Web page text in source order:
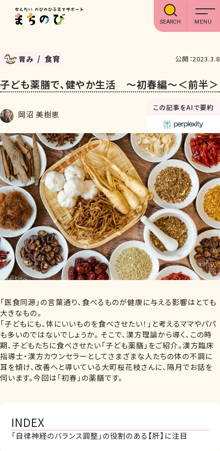
SEARCH
育み 食育 公開：2023.3.8
子ども薬膳で、健やか生活 ～初春編～＜前半＞
岡沼 美樹恵
この記事をAIで要約
「医食同源」の言葉通り、食べるものが健康に与える影響はとても
大きなもの。
「子どもにも、体にいいものを食べさせたい！」と考えるママやパパ
も多いのではないでしょうか。 そこで、漢方理論から導く、この時
期、子どもたちに食べさせたい「子ども薬膳」をご紹介。漢方臨床
指導士・漢方カウンセラーとしてさまざまな人たちの体の不調に
耳を傾け、改善へと導いている大町桜花枝さんに、隔月でお話を
伺います。今回は「初春」の薬膳です。
INDEX
「自律神経のバランス調整」の役割のある【肝】に注目